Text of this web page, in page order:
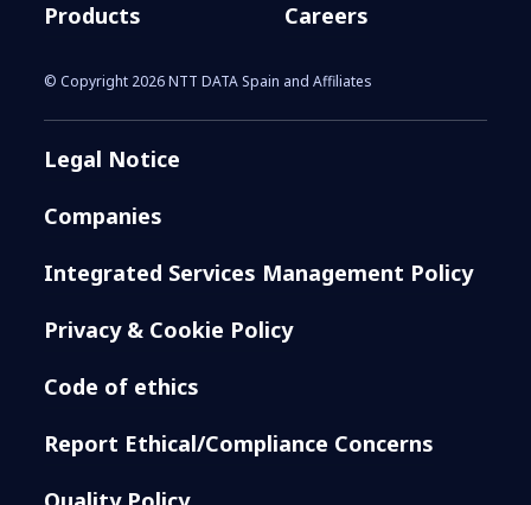
Products
Careers
© Copyright 2026 NTT DATA Spain and Affiliates
Legal Notice
Companies
Integrated Services Management Policy
Privacy & Cookie Policy
Code of ethics
Report Ethical/Compliance Concerns